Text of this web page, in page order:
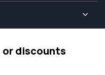
or discounts